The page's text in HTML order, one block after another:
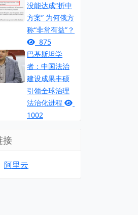
没能达成“折中
方案” 为何俄方
称“非常有益”？
875
巴基斯坦学
者：中国法治
建设成果丰硕
引领全球治理
法治化进程
1002
接
阿里云